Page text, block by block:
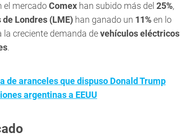
el mercadoComex han subido más del 25%,
Londres (LME) han ganado un 11%en lo
la creciente demanda devehículos eléctricos
.
de aranceles que dispuso Donald Trump
argentinas a EEUU